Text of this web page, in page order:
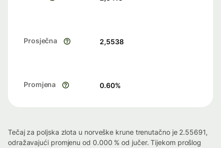
Prosječna 2,5538
Promjena 0.60%
Tečaj za poljska zlota u norveške krune trenutačno je 2.55691,
odražavajući promjenu od 0.000 % od jučer. Tijekom prošlog